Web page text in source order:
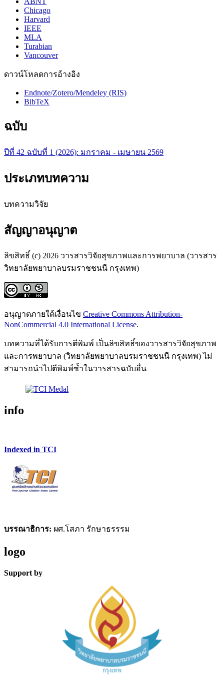
Chicago
Harvard
IEEE
MLA
Turabian
Vancouver
ดาวน์โหลดการอ้างอิง
Endnote/Zotero/Mendeley (RIS)
BibTeX
ฉบับ
ปีที่ 42 ฉบับที่ 1 (2026): มกราคม - เมษายน 2569
ประเภทบทความ
บทความวิจัย
สัญญาอนุญาต
ลิขสิทธิ์ (c) 2026 วารสารวิจัยสุขภาพและการพยาบาล (วารสาร
วิทยาลัยพยาบาลบรมราชชนนี กรุงเทพ)
อนุญาตภายใต้เงื่อนไข Creative Commons Attribution-
NonCommercial 4.0 International License.
บทความที่ได้รับการตีพิมพ์ เป็นลิขสิทธิ์ของวารสารวิจัยสุขภาพ
และการพยาบาล (วิทยาลัยพยาบาลบรมราชชนนี กรุงเทพ) ไม่
สามารถนำไปตีพิมพ์ซ้ำในวารสารฉบับอื่น
info
Indexed in TCI
บรรณาธิการ: ผศ.โสภา รักษาธรรรม
logo
Support by